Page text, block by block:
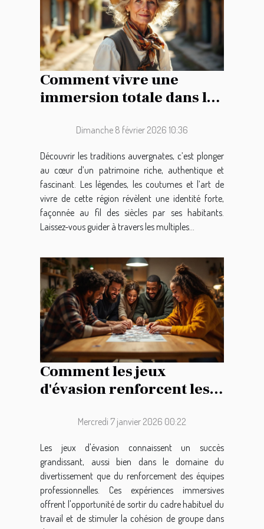
Comment vivre une
immersion totale dans les
Dimanche 8 février 2026 10:36
Découvrir les traditions auvergnates, c’est plonger
au cœur d’un patrimoine riche, authentique et
fascinant. Les légendes, les coutumes et l’art de
vivre de cette région révèlent une identité forte,
façonnée au fil des siècles par ses habitants.
Laissez-vous guider à travers les multiples...
Comment les jeux
d'évasion renforcent les
Mercredi 7 janvier 2026 00:22
Les jeux d'évasion connaissent un succès
grandissant, aussi bien dans le domaine du
divertissement que du renforcement des équipes
professionnelles. Ces expériences immersives
offrent l'opportunité de sortir du cadre habituel du
travail et de stimuler la cohésion de groupe dans